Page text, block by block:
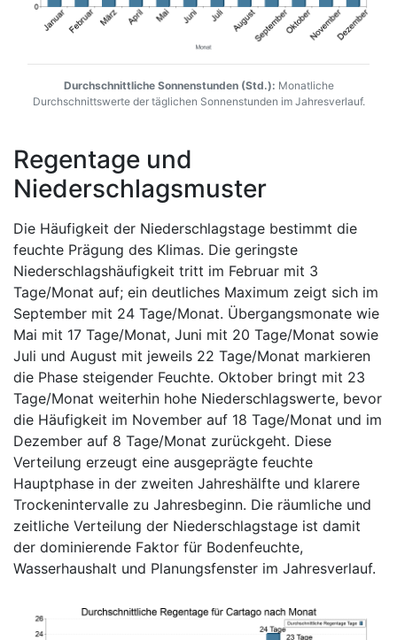
Durchschnittliche Sonnenstunden (Std.): Monatliche
Durchschnittswerte der täglichen Sonnenstunden im Jahresverlauf.
Regentage und
Niederschlagsmuster
Die Häufigkeit der Niederschlagstage bestimmt die
feuchte Prägung des Klimas. Die geringste
Niederschlagshäufigkeit tritt im Februar mit 3
Tage/Monat auf; ein deutliches Maximum zeigt sich im
September mit 24 Tage/Monat. Übergangsmonate wie
Mai mit 17 Tage/Monat, Juni mit 20 Tage/Monat sowie
Juli und August mit jeweils 22 Tage/Monat markieren
die Phase steigender Feuchte. Oktober bringt mit 23
Tage/Monat weiterhin hohe Niederschlagswerte, bevor
die Häufigkeit im November auf 18 Tage/Monat und im
Dezember auf 8 Tage/Monat zurückgeht. Diese
Verteilung erzeugt eine ausgeprägte feuchte
Hauptphase in der zweiten Jahreshälfte und klarere
Trockenintervalle zu Jahresbeginn. Die räumliche und
zeitliche Verteilung der Niederschlagstage ist damit
der dominierende Faktor für Bodenfeuchte,
Wasserhaushalt und Planungsfenster im Jahresverlauf.